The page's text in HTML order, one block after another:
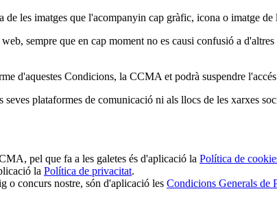
les imatges que l'acompanyin cap gràfic, icona o imatge
sempre que en cap moment no es causi confusió a
d'aquestes Condicions, la CCMA et podrà suspendre l'accés
plataformes de comunicació ni als llocs de les xarxes
pel que fa a les galetes és d'aplicació la Política de
la Política de privacitat.
o concurs nostre, són d'aplicació les Condicions Generals de